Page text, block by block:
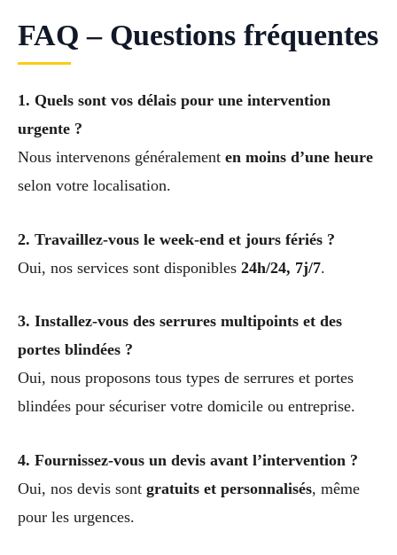
FAQ – Questions fréquentes
1. Quels sont vos délais pour une intervention
urgente ?
Nous intervenons généralement en moins d’une heure
selon votre localisation.
2. Travaillez-vous le week-end et jours fériés ?
Oui, nos services sont disponibles 24h/24, 7j/7.
3. Installez-vous des serrures multipoints et des
portes blindées ?
Oui, nous proposons tous types de serrures et portes
blindées pour sécuriser votre domicile ou entreprise.
4. Fournissez-vous un devis avant l’intervention ?
Oui, nos devis sont gratuits et personnalisés, même
pour les urgences.